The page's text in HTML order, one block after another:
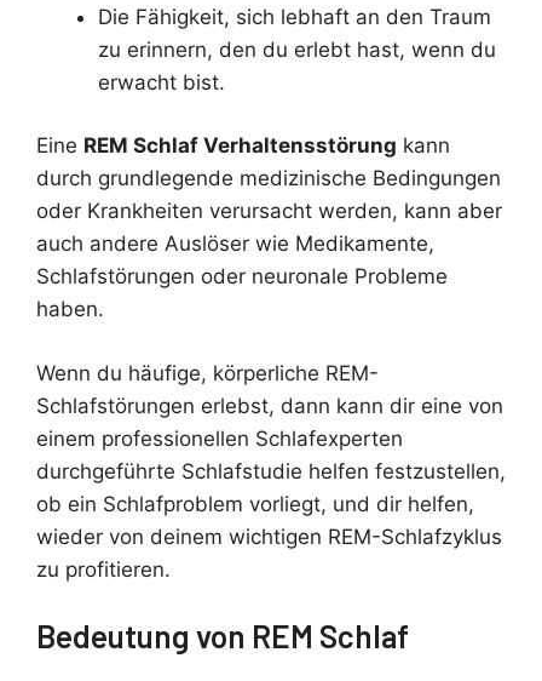
Die Fähigkeit, sich lebhaft an den Traum
zu erinnern, den du erlebt hast, wenn du
erwacht bist.
Eine REM Schlaf Verhaltensstörung kann
durch grundlegende medizinische Bedingungen
oder Krankheiten verursacht werden, kann aber
auch andere Auslöser wie Medikamente,
Schlafstörungen oder neuronale Probleme
haben.
Wenn du häufige, körperliche REM-
Schlafstörungen erlebst, dann kann dir eine von
einem professionellen Schlafexperten
durchgeführte Schlafstudie helfen festzustellen,
ob ein Schlafproblem vorliegt, und dir helfen,
wieder von deinem wichtigen REM-Schlafzyklus
zu profitieren.
Bedeutung von REM Schlaf